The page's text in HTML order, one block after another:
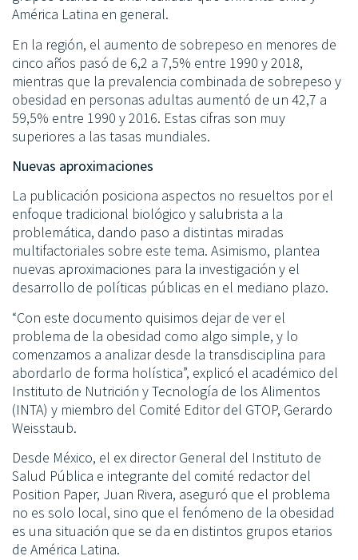
América Latina en general.
En la región, el aumento de sobrepeso en menores de
cinco años pasó de 6,2 a 7,5% entre 1990 y 2018,
mientras que la prevalencia combinada de sobrepeso y
obesidad en personas adultas aumentó de un 42,7 a
59,5% entre 1990 y 2016. Estas cifras son muy
superiores a las tasas mundiales.
Nuevas aproximaciones
La publicación posiciona aspectos no resueltos por el
enfoque tradicional biológico y salubrista a la
problemática, dando paso a distintas miradas
multifactoriales sobre este tema. Asimismo, plantea
nuevas aproximaciones para la investigación y el
desarrollo de políticas públicas en el mediano plazo.
“Con este documento quisimos dejar de ver el
problema de la obesidad como algo simple, y lo
comenzamos a analizar desde la transdisciplina para
abordarlo de forma holística”, explicó el académico del
Instituto de Nutrición y Tecnología de los Alimentos
(INTA) y miembro del Comité Editor del GTOP, Gerardo
Weisstaub.
Desde México, el ex director General del Instituto de
Salud Pública e integrante del comité redactor del
Position Paper, Juan Rivera, aseguró que el problema
no es solo local, sino que el fenómeno de la obesidad
es una situación que se da en distintos grupos etarios
de América Latina.